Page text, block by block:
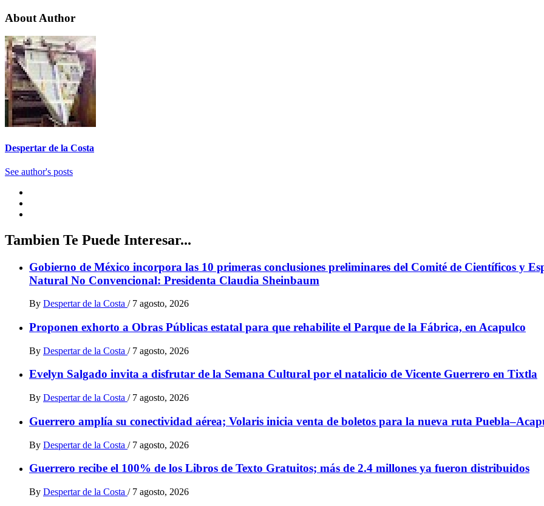
About Author
Despertar de la Costa
See author's posts
Tambien Te Puede Interesar...
Gobierno de México incorpora las 10 primeras conclusiones preliminares del Comité de Científicos y
Natural No Convencional: Presidenta Claudia Sheinbaum
By Despertar de la Costa / 7 agosto, 2026
Proponen exhorto a Obras Públicas estatal para que rehabilite el Parque de la Fábrica, en Acapulco
By Despertar de la Costa / 7 agosto, 2026
Evelyn Salgado invita a disfrutar de la Semana Cultural por el natalicio de Vicente Guerrero en Tixtla
By Despertar de la Costa / 7 agosto, 2026
Guerrero amplía su conectividad aérea; Volaris inicia venta de boletos para la nueva ruta
By Despertar de la Costa / 7 agosto, 2026
Guerrero recibe el 100% de los Libros de Texto Gratuitos; más de 2.4 millones ya fueron distribuidos
By Despertar de la Costa / 7 agosto, 2026